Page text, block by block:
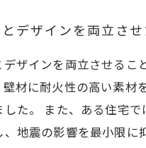
デザインを両立さ
ザインを両立させる
材に耐火性の高い素
た。 また、ある住宅
地震の影響を最小限